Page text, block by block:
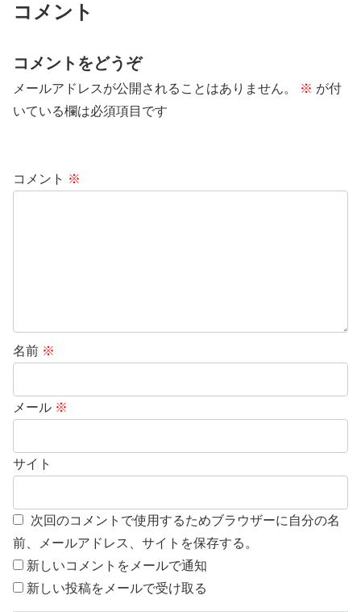
コメント
コメントをどうぞ
メールアドレスが公開されることはありません。 ※ が付
いている欄は必須項目です
コメント ※
名前 ※
メール ※
サイト
次回のコメントで使用するためブラウザーに自分の名
前、メールアドレス、サイトを保存する。
新しいコメントをメールで通知
新しい投稿をメールで受け取る